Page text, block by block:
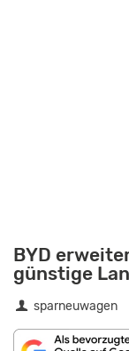
BYD
günstige
sparneuwagen